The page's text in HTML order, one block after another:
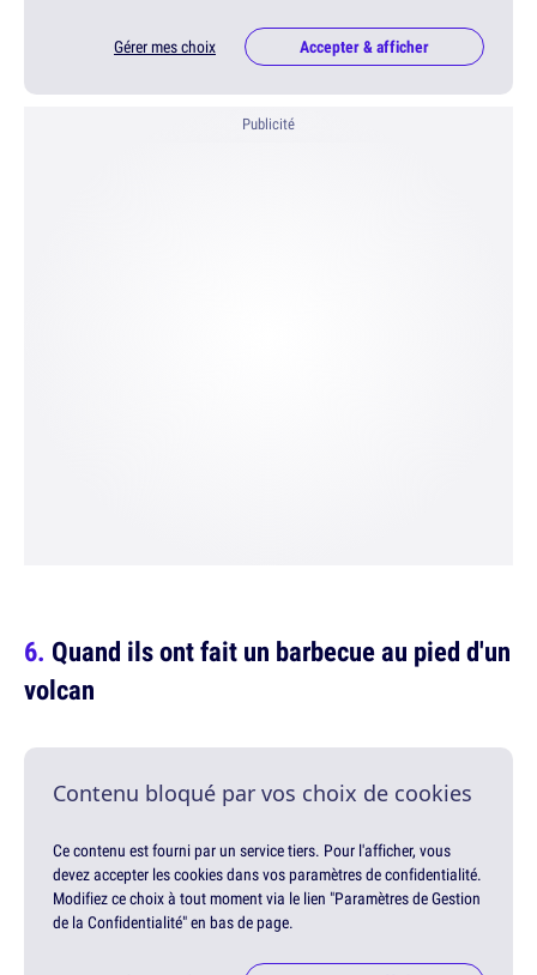
Gérer mes choix Accepter & afficher
Publicité
Quand ils ont fait un barbecue au pied d'un
volcan
Contenu bloqué par vos choix de cookies
Ce contenu est fourni par un service tiers. Pour l'afficher, vous
devez accepter les cookies dans vos paramètres de confidentialité.
Modifiez ce choix à tout moment via le lien "Paramètres de Gestion
de la Confidentialité" en bas de page.